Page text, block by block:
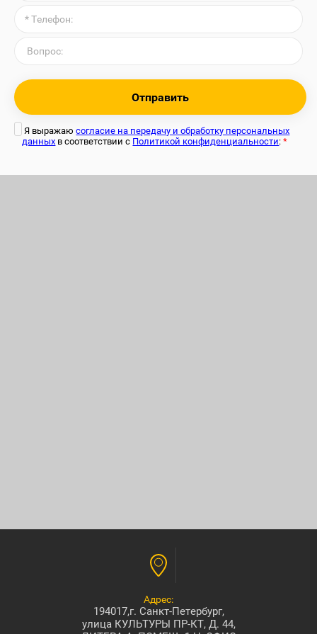
Отправить
Я выражаюсогласие на передачу и обработку персональных
данных в соответствии с Политикой конфиденциальности:*
Адрес:
194017,г. Санкт-Петербург,
улица КУЛЬТУРЫ ПР-КТ, Д. 44,